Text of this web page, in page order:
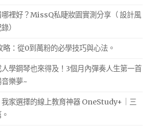
哪裡好？MissQ私睫妝園實測分享（ 設計風
）
：從0到萬粉的必學技巧與心法。
人學鋼琴也來得及！3個月內彈奏人生第一首
樂夢~
我家選擇的線上教育神器 OneStudy+｜三